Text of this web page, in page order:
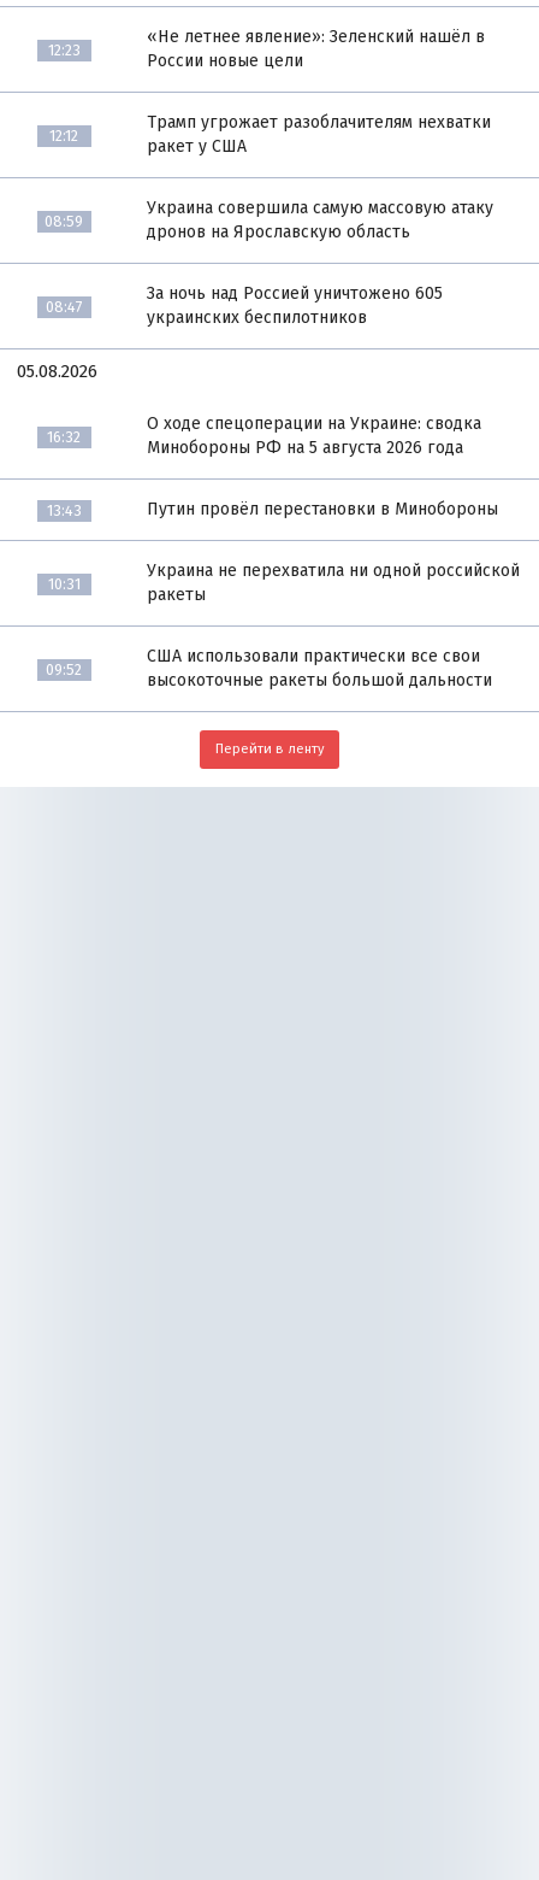
12:23
«Не летнее явление»: Зеленский нашёл в
России новые цели
12:12
Трамп угрожает разоблачителям нехватки
ракет у США
08:59
Украина совершила самую массовую атаку
дронов на Ярославскую область
08:47
За ночь над Россией уничтожено 605
украинских беспилотников
05.08.2026
16:32
О ходе спецоперации на Украине: сводка
Минобороны РФ на 5 августа 2026 года
13:43 Путин провёл перестановки в Минобороны
10:31
Украина не перехватила ни одной российской
ракеты
09:52
США использовали практически все свои
высокоточные ракеты большой дальности
Перейти в ленту